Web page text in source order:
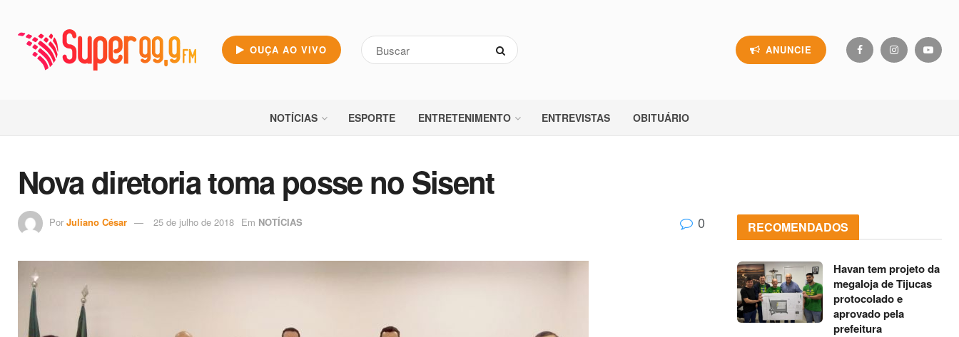
OUÇA AO VIVO ANUNCIE
NOTÍCIAS ESPORTE ENTRETENIMENTO ENTREVISTAS OBITUÁRIO
Nova diretoria toma posse no Sisent
Por Juliano César 25 de julho de 2018 Em NOTÍCIAS 0 RECOMENDADOS
Havan tem projeto da
megaloja de Tijucas
protocolado e
aprovado pela
prefeitura